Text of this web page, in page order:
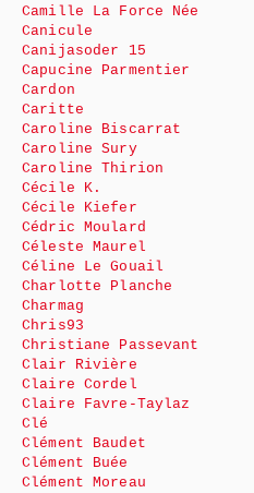
Camille La Force Née
Canicule
Canijasoder 15
Capucine Parmentier
Cardon
Caritte
Caroline Biscarrat
Caroline Sury
Caroline Thirion
Cécile K.
Cécile Kiefer
Cédric Moulard
Céleste Maurel
Céline Le Gouail
Charlotte Planche
Charmag
Chris93
Christiane Passevant
Clair Rivière
Claire Cordel
Claire Favre-Taylaz
Clé
Clément Baudet
Clément Buée
Clément Moreau